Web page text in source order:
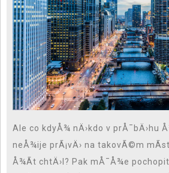
Ale co kdyÅ¾ nÄ›kdo v prÅ¯bÄ›hu
neÅ¾ije prÃ¡vÄ› na takovÃ©m
Å¾Ã­t chtÄ›l? Pak mÅ¯Å¾e